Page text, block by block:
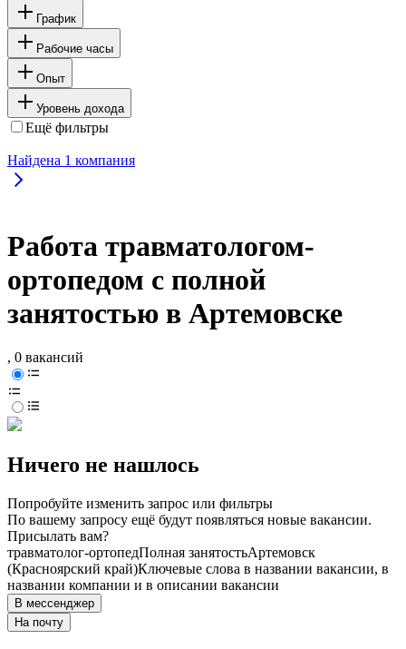
График
Рабочие часы
Опыт
Уровень дохода
Ещё фильтры
Найдена 1 компания
Работа травматологом-
ортопедом с полной
занятостью в Артемовске
, 0 вакансий
Ничего не нашлось
Попробуйте изменить запрос или фильтры
По вашему запросу ещё будут появляться новые вакансии.
Присылать вам?
травматолог-ортопедПолная занятостьАртемовск
(Красноярский край)Ключевые слова в названии вакансии, в
названии компании и в описании вакансии
В мессенджер
На почту